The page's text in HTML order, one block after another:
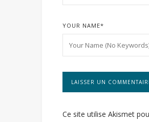
YOUR NAME*
Ce site utilise Akismet